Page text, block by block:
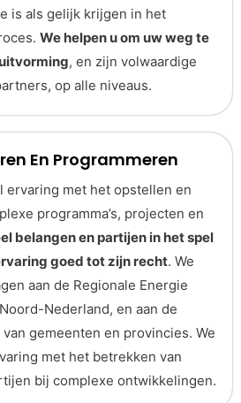
is als gelijk krijgen in het
We helpen u om uw weg te
, en zijn volwaardige
op alle niveaus.
En Programmeren
ervaring met het opstellen en
programma’s, projecten en
belangen en partijen in het spel
goed tot zijn recht. We
aan de Regionale Energie
Nederland, en aan de
van gemeenten en provincies. We
met het betrekken van
bij complexe ontwikkelingen.